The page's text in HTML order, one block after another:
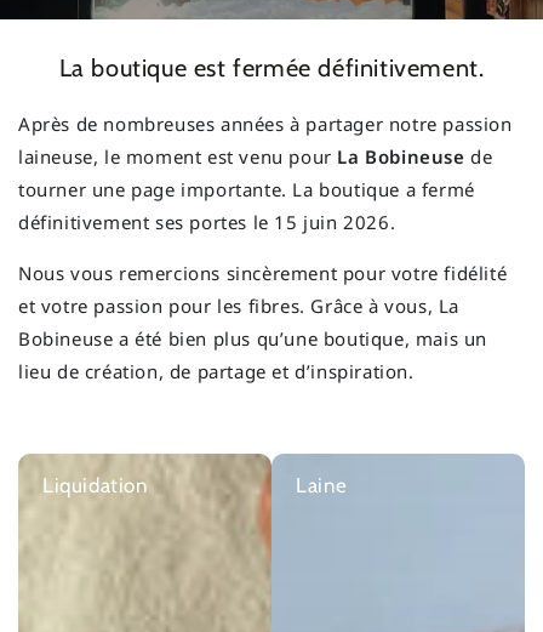
La boutique est fermée définitivement.
Après de nombreuses années à partager notre passion
laineuse, le moment est venu pour La Bobineuse de
tourner une page importante. La boutique a fermé
définitivement ses portes le 15 juin 2026.
Nous vous remercions sincèrement pour votre fidélité
et votre passion pour les fibres. Grâce à vous, La
Bobineuse a été bien plus qu’une boutique, mais un
lieu de création, de partage et d’inspiration.
Liquidation Laine